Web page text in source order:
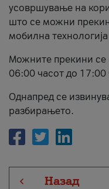
#ПодобарОнлајн
усовршување на
што се можни
мобилна
Можните прекини се
06:00 часот до 17:00
Однапред се
разбирањето.
Назад